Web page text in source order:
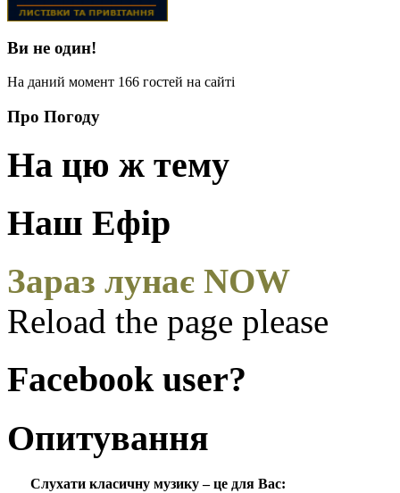
Ви не один!
На даний момент 166 гостей на сайті
Про Погоду
На цю ж тему
Наш Ефір
Зараз лунає NOW
Reload the page please
Facebook user?
Опитування
Слухати класичну музику – це для Вас: